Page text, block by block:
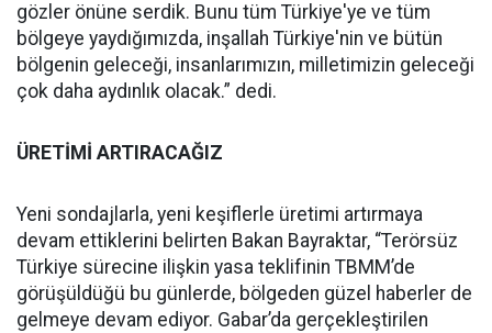
gözler önüne serdik. Bunu tüm Türkiye'ye ve tüm
bölgeye yaydığımızda, inşallah Türkiye'nin ve bütün
bölgenin geleceği, insanlarımızın, milletimizin geleceği
çok daha aydınlık olacak.” dedi.
ÜRETİMİ ARTIRACAĞIZ
Yeni sondajlarla, yeni keşiflerle üretimi artırmaya
devam ettiklerini belirten Bakan Bayraktar, “Terörsüz
Türkiye sürecine ilişkin yasa teklifinin TBMM’de
görüşüldüğü bu günlerde, bölgeden güzel haberler de
gelmeye devam ediyor. Gabar’da gerçekleştirilen